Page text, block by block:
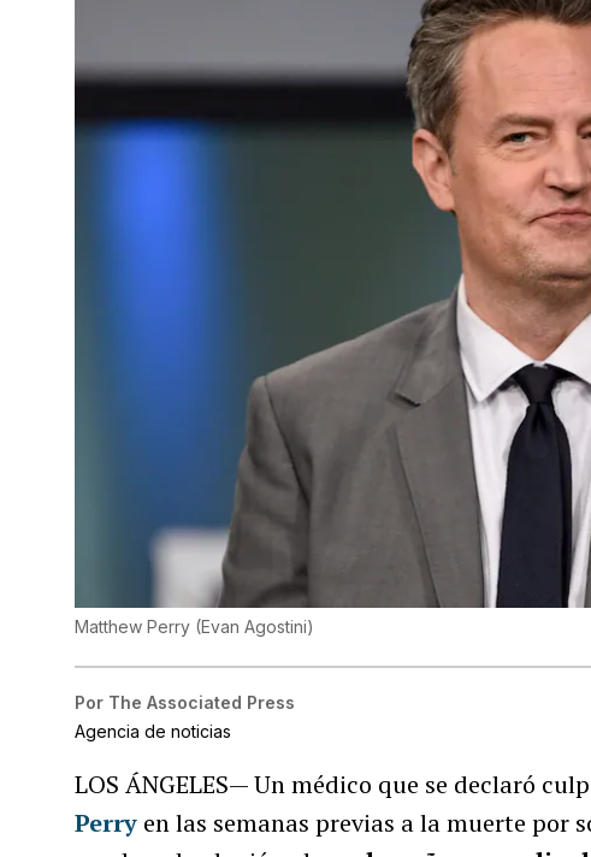
Matthew Perry (Evan Agostini)
Por The Associated Press
Agencia de noticias
LOS ÁNGELES— Un médico que se declaró
Perry en las semanas previas a la muerte por